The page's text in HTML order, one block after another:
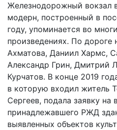
Железнодорожный вокзал
модерн, построенный в
году, упоминается во
произведениях. По дороге
Ахматова, Даниил Хармс,
Александр Грин, Дмитрий
Курчатов. В конце 2019
в которую входил житель
Сергеев, подала заявку на
принадлежавшего РЖД
выявленных объектов